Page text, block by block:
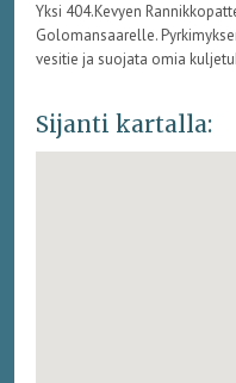
Yksi 404.Kevyen
Golomansaarelle.
vesitie ja suojata omia
Sijanti kartalla: